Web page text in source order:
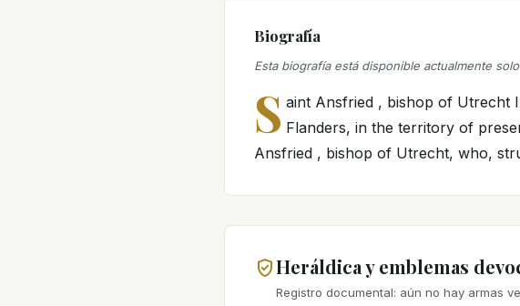
Biografía
Esta biografía está disponible actualmente
S aint Ansfried , bishop of Utrecht
Flanders, in the territory of
Ansfried , bishop of Utrecht, who,
Heráldica y emblemas
Registro documental: aún no hay armas